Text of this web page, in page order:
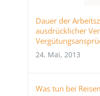
Dauer der
ausdrücklicher
24. Mai, 2013
Was tun bei